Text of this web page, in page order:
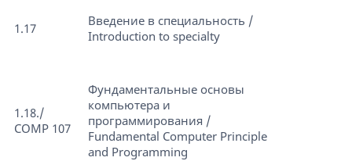
1.17
Введение в специальность /
Introduction to specialty
1.18./
COMP 107
Фундаментальные основы
компьютера и
программирования /
Fundamental Computer Principle
and Programming